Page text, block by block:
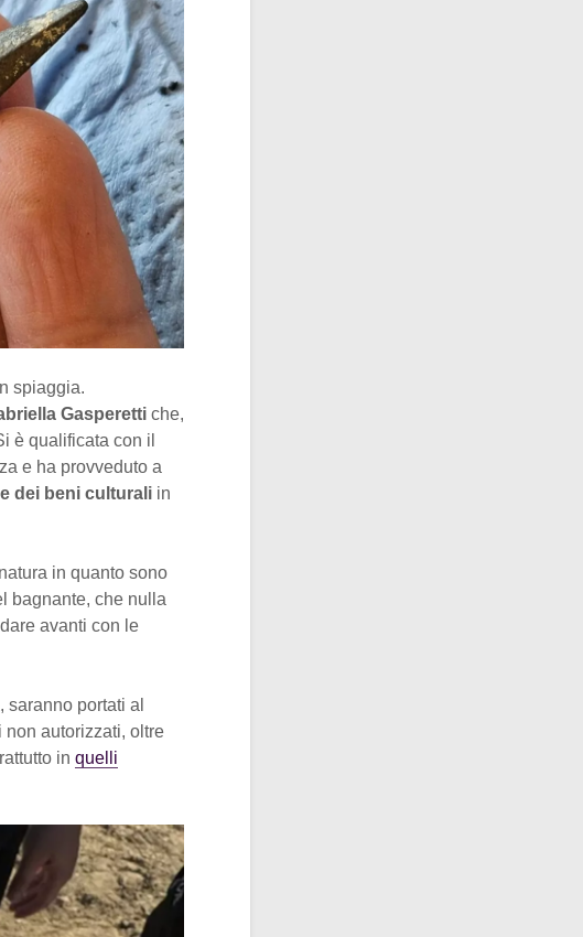
spiaggia.
Gasperetti che,
è qualificata con il
e ha provveduto a
dei beni culturali in
in quanto sono
bagnante, che nulla
avanti con le
saranno portati al
non autorizzati, oltre
in quelli